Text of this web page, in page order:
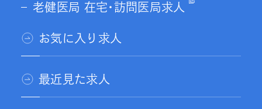
老健医局 在宅･訪問医局求人
お気に入り求人
最近見た求人